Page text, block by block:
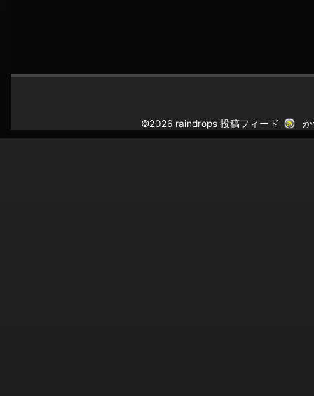
©2026 raindrops投稿フィード